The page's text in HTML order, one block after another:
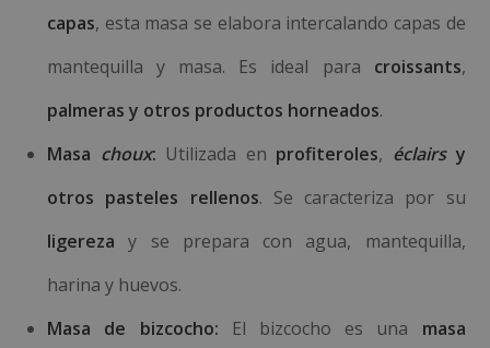
capas, esta masa se elabora intercalando capas de
mantequilla y masa. Es ideal para croissants,
palmeras y otros productos horneados.
Masa choux: Utilizada en profiteroles, éclairsy
otros pasteles rellenos. Se caracteriza por su
ligereza y se prepara con agua, mantequilla,
harina y huevos.
Masa de bizcocho:
El bizcocho es una masa